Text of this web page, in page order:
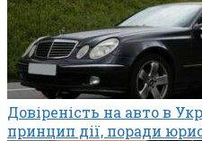
Довіреність на авто в
принцип дії, поради